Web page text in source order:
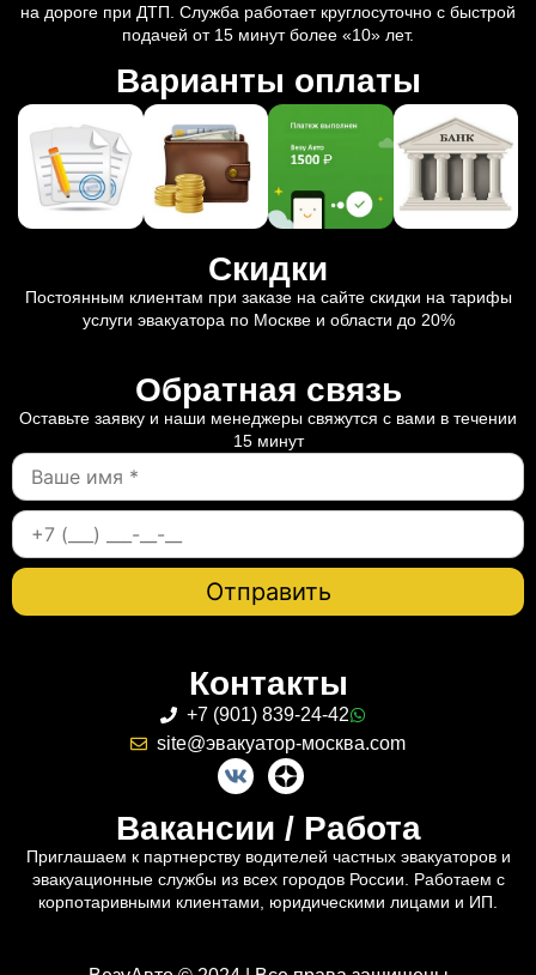
на дороге при ДТП. Служба работает круглосуточно с быстрой
подачей от 15 минут более «10» лет.
Варианты оплаты
Скидки
Постоянным клиентам при заказе на сайте скидки на тарифы
услуги эвакуатора по Москве и области до 20%
Обратная связь
Оставьте заявку и наши менеджеры свяжутся с вами в течении
15 минут
Контакты
+7 (901) 839-24-42
site@эвакуатор-москва.com
Вакансии / Работа
Приглашаем к партнерству водителей частных эвакуаторов и
эвакуационные службы из всех городов России. Работаем с
корпотаривными клиентами, юридическими лицами и ИП.